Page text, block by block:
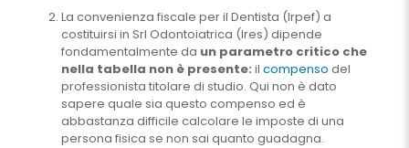
La convenienza fiscale per il Dentista (Irpef) a
costituirsi in Srl Odontoiatrica (Ires) dipende
fondamentalmente da un parametro critico che
nella tabella non è presente: il compenso del
professionista titolare di studio. Qui non è dato
sapere quale sia questo compenso ed è
abbastanza difficile calcolare le imposte di una
persona fisica se non sai quanto guadagna.